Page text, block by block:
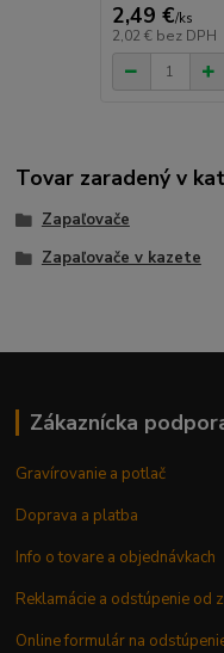
2,49 €/ks
2,02 € bez DPH
Tovar zaradený v
Zapaľovače
Zapaľovače v kazete
Zákaznícka
Gravírovanie a potlač
Doprava a platba
Info o tovare a objednávkach
Reklamácie a odstúpenie od
Online formulár na